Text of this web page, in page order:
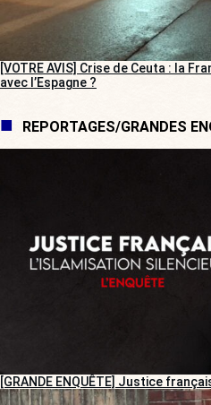
[VOTRE AVIS] Crise de Ceuta : la
avec l’Espagne ?
REPORTAGES/GRANDES
[GRANDE ENQUÊTE] Justice